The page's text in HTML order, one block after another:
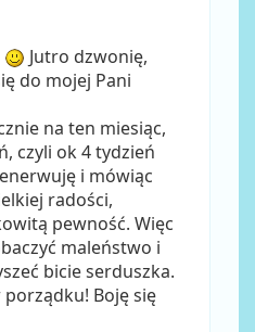
Jutro dzwonię,
do mojej Pani
na ten miesiąc,
czyli ok 4 tydzień
i mówiąc
radości,
pewność. Więc
maleństwo i
bicie serduszka.
porządku! Boję się